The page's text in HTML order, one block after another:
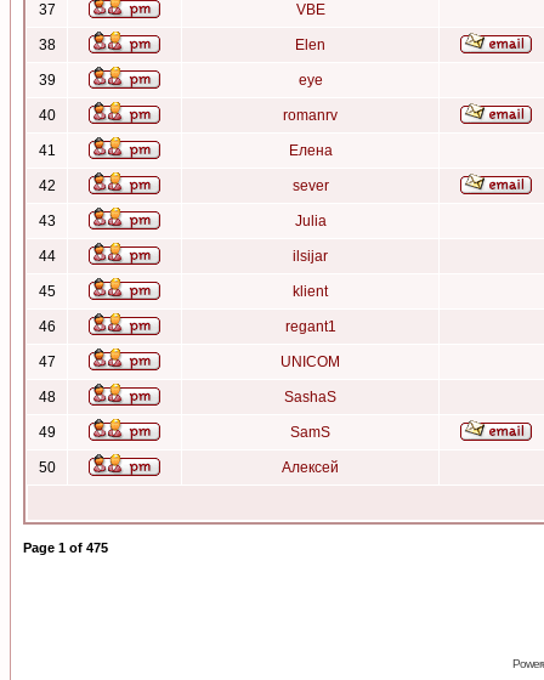
37 VBE
38 Elen
39 eye
40 romanrv
41 Елена
42 sever
43 Julia
44 ilsijar
45 klient
46 regant1
47 UNICOM
48 SashaS
49 SamS
50 Алексей
Page 1 of 475